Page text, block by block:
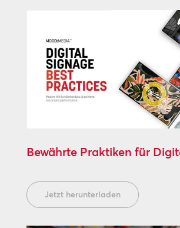
Bewährte Praktiken für
Jetzt herunterladen